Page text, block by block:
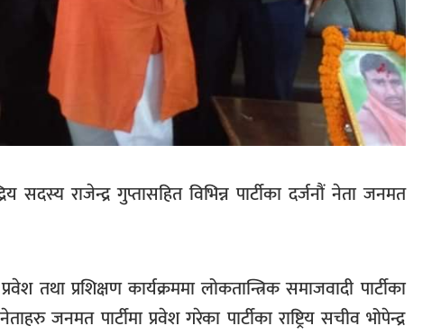
सदस्य राजेन्द्र गुप्तासहित विभिन्न पार्टीका दर्जनौं नेता जनमत
तथा प्रशिक्षण कार्यक्रममा लोकतान्त्रिक समाजवादी पार्टीका
जनमत पार्टीमा प्रवेश गरेका पार्टीका राष्ट्रिय सचीव भोपेन्द्र